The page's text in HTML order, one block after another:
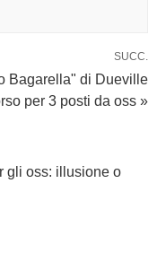
SUCC.
Bagarella" di Dueville
per 3 posti da oss »
gli oss: illusione o